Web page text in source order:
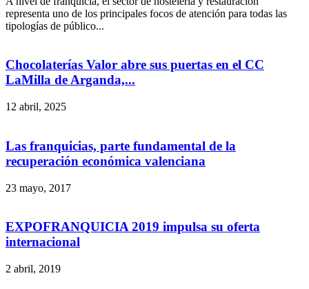
representa uno de los principales focos de atención para todas las
tipologías de público...
Chocolaterías Valor abre sus puertas en el CC
LaMilla de Arganda,...
12 abril, 2025
Las franquicias, parte fundamental de la
recuperación económica valenciana
23 mayo, 2017
EXPOFRANQUICIA 2019 impulsa su oferta
internacional
2 abril, 2019